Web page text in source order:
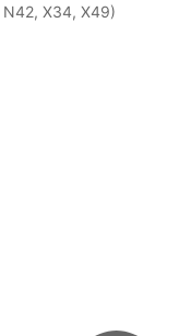
X34, X49)